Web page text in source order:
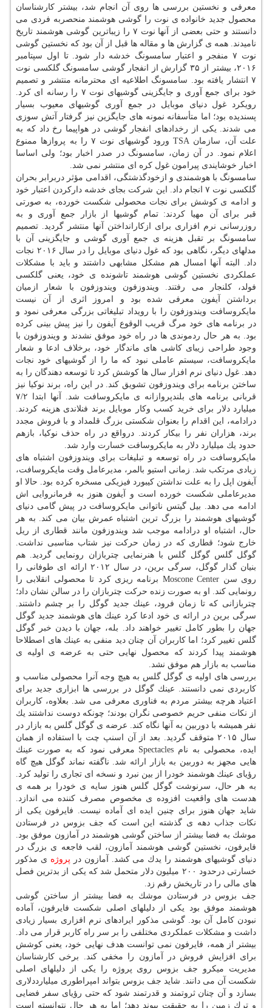
معرفی و نخستین بررسی ها روی آن انجام شد، بیشتر كارشناسان
محصول جدید خانواده ی نوت را گوشی هوشمند منحصربه فردی می
دانستند و حتی بعضی از آنها نوت ۷ را زیباترین گوشی هوشمند تاریخ
نامیدند. همه ی گزارش ها و مقاله ها قبل از آن بود كه نخستین گوشی
نوت ۷ منفجر و اعتبار سامسونگ خدشه دار شود. تا اول سپتامبر
۲۰۱۶، بیشتر از ۳۵ گزارش از انفجار گوشی سامسونگ گلكسی نوت
۷ انتشار یافته بود. سامسونگ اطلاعیه ای محترمانه منتشر و تصمیم
خود برای جمع آوری و جایگزینی گوشیهای نوت ۷ را رسانه ای كرد.
رویكرد غول دنیای موبایل در جمع آوری گوشیهای معیوب بسیار
پسندیده بود؛ اما متأسفانه نمونه های جایگزین نیز گرفتار آتش سوزی
می شدند. یكی از رخدادهای انفجار گوشی در هواپیما رخ داد كه به
علت آن، سازمان TSA ورود گوشیهای نوت ۷ را به پروازها ممنوع
اعلام نمود. در آن زمان، سامسونگ در صدر اخبار بود؛ ولی اساسا
اخبار خوشایندی پیرامون غول كره ای منتشر نمی شد.
سامسونگ با هوشمندی و ازخودگذشتگی، اقدامی مؤثر دربرابر بحران
گلكسی نوت ۷ انجام داد. این شركت بجای خدشه داركردن اعتبار خود
و ادامه ی كوشش برای نجات محصولی شكست خورده، به صورتی
قبر برای آن مهیا كردند: تمام گوشیها از بازار جمع آوری و به
روزرسانی نرم افزاری برای ازكارانداختن آنها منتشر گردید. تصمیم
سامسونگ بر تقبل هزینه ی جمع آوری گوشی و جایگزینی آن با
مدلهای دیگر، نگاهی بود كه غول دنیای موبایل را در سال ۲۰۱۶ نجات
داد. البته آنها امسال هم مشكل مشابهی داشتند و باید با مشكلات
عملكردی نخستین گوشی هوشمند تاشونده ی خود، یعنی گلكسی
فولد، كلنجار می رفتند. ویندوزفون ویندوزفون با شعار ازمیان
برداشتن آیفون معرفی شده بود و امروز اثری از آن نیست
مایكروسافت ویندوزفون را با رویداد تبلیغاتی بزرگی معرفی نمود و
در برنامه های خود مرگ قریب الوقوع آیفون را نیز پیش بینی كرده
بود. به هر حال ردموندی ها در راه خود موفق نشدند و ویندوزفون با
وجود طراحی زیبای كاشی های ماندگار خود، برخلاف ادعا و شعار
مایكروسافت، سیستم عاملی نبود كه ما را از گوشیهای خود نجات
دهد. غول دنیای نرم افزار سال ها كوشش كرد تا توسعه دهندگان را به
ساختن برنامه برای ویندوزفون تشویق كند. در این راه، برند نوكیا نیز
قربانی برنامه های بلندپروازانه ی مایكروسافت شد. آنها ابتدا ۷/۲
میلیارد دلار برای خرید كسب وكار موبایل برند فنلاندی هزینه كردند.
درادامه، این اقدام را بعنوان شكستی بزرگ قلمداد و با فروش مجدد
برند، هزاران نفر را بیكار كردند. درواقع در راه حذف نوكیا، بازهم
حدود یك میلیارد دلار به مایكروسافت خسارت وارد شد.
مایكروسافت در راه توسعه و تبلیغات برای ویندوزفون اشتباه های
زیادی مرتكب شد. زمانی استیو بالمر، مدیرعامل وقت مایكروسافت،
آیفون اپل را به علت نداشتن كیبورد فیزیكی مسخره كرده بود. حالا او
مدیرعاملی شكست خورده است و آیفون هنوز به فرمانروایی اش
ادامه می دهد. بیل گیتس ناتوانی مایكروسافت در پیش گامی دنیای
گوشیهای هوشمند را بزرگ ترین اشتباه عمرش بیان می كند. به هر
حال، اشتباه او درادامه موجب شد ویندوزفون مانند قطاری از ریل
خارج شود؛ قطاری كه در زمان حركت نیز شتاب مناسبی نداشت.
گوگل گلس گوگل گلس با هنرنمایی چتربازان رونمایی گردید. هم
بنیان گذار گوگل، سرگی برین، در سال ۲۰۱۲ ارائه ای طوفانی را
روی سن Moscone Center برنامه ریزی كرد تا محصولی انقلابی را
رونمایی كند. او به صورت زنده حركت چتربازان را در سالن نشان داد؛
چتربازانی كه تا زمان فرود، عینك جدید گوگل را بر چشم داشتند.
سرگی برین در ارائه ی خود ادعا كرد عینك های هوشمند جدید گوگل
جهان را بطور كامل تغییر خواهند داد. بله، جهان با دیدن خبر گوگل
گلس تغییر كرد؛ اما كاربران آن چنان دید منفی به عینك های اصطلاحا
هوشمند پیدا كردند كه محصول نهایی حتی به عرضه ی اولیه ی
مناسب به بازار هم موفق نشد.
بررسی های اولیه ی گوگل گلس به هیچ وجه آنرا محصولی مناسب و
كاربردی نمی دانستند. عینك گوگل در بررسی ها ابزاری جدید برای
اعتیاد هرچه بیشتر مردم به فناوری معرفی می شد. بعلاوه، كاربران
از نكات منفی حریم خصوصی نگران بودند؛ چونكه دوست نداشتند یك
نفر همیشه با دوربین به آنها نگاه كند. عرضه ی گوگل گلس به بازار در
سال ۲۰۱۵ متوقف گردید. بعد از آن اسنپ چت با استفاده از همان
ایده، محصولی به نام Spectacles معرفی نمود كه به صورت عینك
هایی مجهز به دوربین به بازار ارائه شد. ناگفته نماند گوگل هیچ گاه
رؤیای عینك هوشمند خودرا از بین نبرد و نسخه ای تجاری را تولید كرد.
به هر حال، سرنوشت گوگل گلس هنوز سایه ی خودرا بر همه ی
هدست های واقعیت افزوده ی مخصوص مصرف كننده می اندازد.
شاید جهان هنوز برای چنین ایده ای آماده نیست. فایرفون یكی از
نكات جذاب دهه ی گذشته این است كه جف بزوس در فرستادن
موشك به فضا بیشتر از ساختن گوشی هوشمند در آمازون موفق بود.
فایرفون، نخستین گوشی هوشمند آمازون، لقب فاجعه ی بزرگ در
دنیای گوشیهای هوشمند را یدك می كشد. آمازون در پروژه ی مذكور
خسارتی درحدود ۲۰۰ میلیون دلار متحمل شد كه یكی از بدترین فصل
های مالی را در تاریخش رقم زد.
جف بزوس در فرستادن موشك به فضا بیشتر از ساختن گوشی
هوشمند موفق بود یكی از دلیلهای اصلی شكست فایرفون، آماده
نبودن كامل آن بود. گوشی مذكور ایرادهای نرم افزاری بسیار زیادی
داشت و مشكلات عملكردی مختلفی را بر سر راه كاربر قرار می داد.
بیشتر از همه، فایرفون نمی توانست هدف نهایی خود، یعنی كوشش
برای افزایش فروش در آمازون را مخفی كند. برخی كارشناسان
مدیریت میكرو جف بزوس روی پروژه را یكی از دلیلهای اصلی
شكست آن می دانند. شاید جف بزوس بتواند امپراطوری میلیارددلاری
بسازد و آن چنان ثروتمند و قدرتمند شود كه حتی رؤیای سفر فضایی
و ترك زمین را به حقیقت پیوند دهد؛ اما به هر حال نتوانسته است